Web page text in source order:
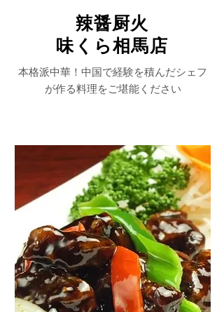
辣醤厨火
味くら相馬店
本格派中華！中国で経験を積んだシェフ
が作る料理をご堪能ください